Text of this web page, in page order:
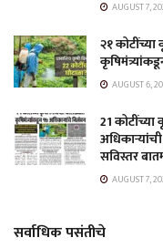
AUGUST 7,
२१ कोटींच्या
AUGUST 6,
21 कोटींच्या
सविस्तर
AUGUST 7,
सर्वाधिक पसंतीचे